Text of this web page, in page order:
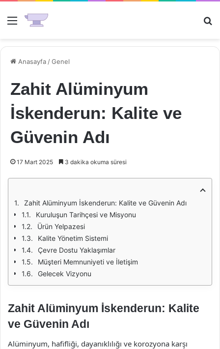
Menü
Anasayfa /Genel
Zahit Alüminyum
İskenderun: Kalite ve
Güvenin Adı
17 Mart 2025 3 dakika okuma süresi
Zahit Alüminyum İskenderun: Kalite ve Güvenin Adı
Kuruluşun Tarihçesi ve Misyonu
Ürün Yelpazesi
Kalite Yönetim Sistemi
Çevre Dostu Yaklaşımlar
Müşteri Memnuniyeti ve İletişim
Gelecek Vizyonu
Zahit Alüminyum İskenderun: Kalite
ve Güvenin Adı
Alüminyum, hafifliği, dayanıklılığı ve korozyona karşı